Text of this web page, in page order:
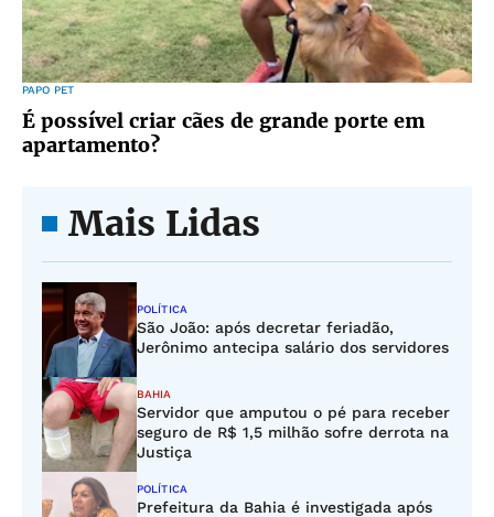
PAPO PET
É possível criar cães de grande porte em
apartamento?
Mais Lidas
POLÍTICA
São João: após decretar feriadão,
Jerônimo antecipa salário dos servidores
BAHIA
Servidor que amputou o pé para receber
seguro de R$ 1,5 milhão sofre derrota na
Justiça
POLÍTICA
Prefeitura da Bahia é investigada após